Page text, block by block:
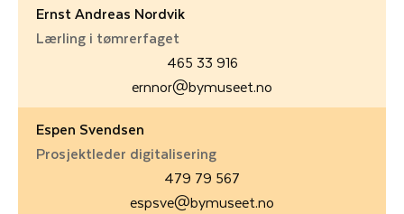
Ernst Andreas Nordvik
Lærling i tømrerfaget
465 33 916
ernnor@bymuseet.no
Espen Svendsen
Prosjektleder digitalisering
479 79 567
espsve@bymuseet.no